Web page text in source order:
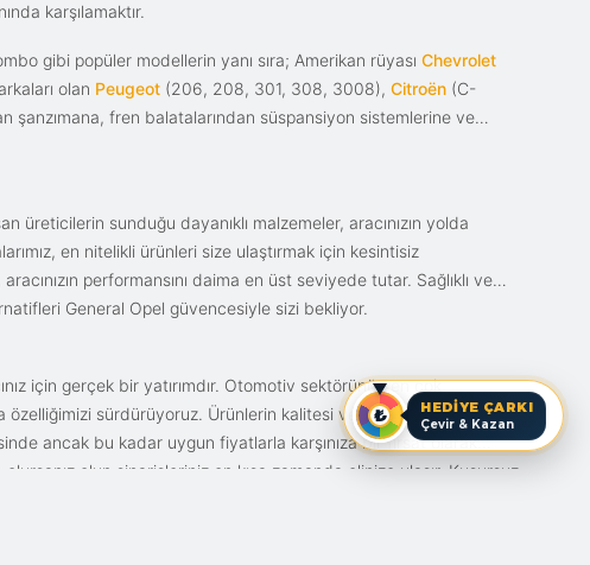
HEDİYE ÇARKI
Çevir & Kazan
karşılamaktır.
gibi popüler modellerin yanı sıra; Amerikan rüyası Chevrolet
olan Peugeot (206, 208, 301, 308, 3008), Citroën (C-
şanzımana, fren balatalarından süspansiyon sistemlerine ve
üreticilerin sunduğu dayanıklı malzemeler, aracınızın yolda
en nitelikli ürünleri size ulaştırmak için kesintisiz
performansını daima en üst seviyede tutar. Sağlıklı ve
General Opel güvencesiyle sizi bekliyor.
için gerçek bir yatırımdır. Otomotiv sektörünün en çok
sürdürüyoruz. Ürünlerin kalitesi ve bunun fiyat karşılığı
ancak bu kadar uygun fiyatlarla karşınıza bir fırsat olarak
olun siparişleriniz en kısa zamanda elinize ulaşır. Kusursuz